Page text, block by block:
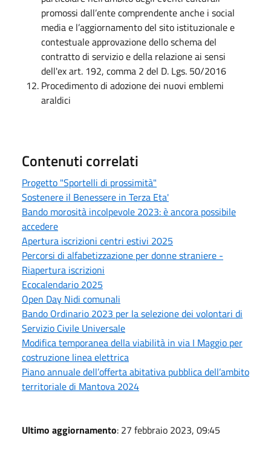
promossi dall’ente comprendente anche i social
media e l’aggiornamento del sito istituzionale e
contestuale approvazione dello schema del
contratto di servizio e della relazione ai sensi
dell'ex art. 192, comma 2 del D. Lgs. 50/2016
Procedimento di adozione dei nuovi emblemi
araldici
Contenuti correlati
Progetto "Sportelli di prossimità"
Sostenere il Benessere in Terza Eta'
Bando morosità incolpevole 2023: è ancora possibile
accedere
Apertura iscrizioni centri estivi 2025
Percorsi di alfabetizzazione per donne straniere -
Riapertura iscrizioni
Ecocalendario 2025
Open Day Nidi comunali
Bando Ordinario 2023 per la selezione dei volontari di
Servizio Civile Universale
Modifica temporanea della viabilità in via I Maggio per
costruzione linea elettrica
Piano annuale dell’offerta abitativa pubblica dell’ambito
territoriale di Mantova 2024
Ultimo aggiornamento: 27 febbraio 2023, 09:45